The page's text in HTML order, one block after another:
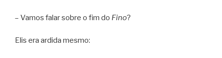
– Vamos falar sobre o fim do Fino?
Elis era ardida mesmo: